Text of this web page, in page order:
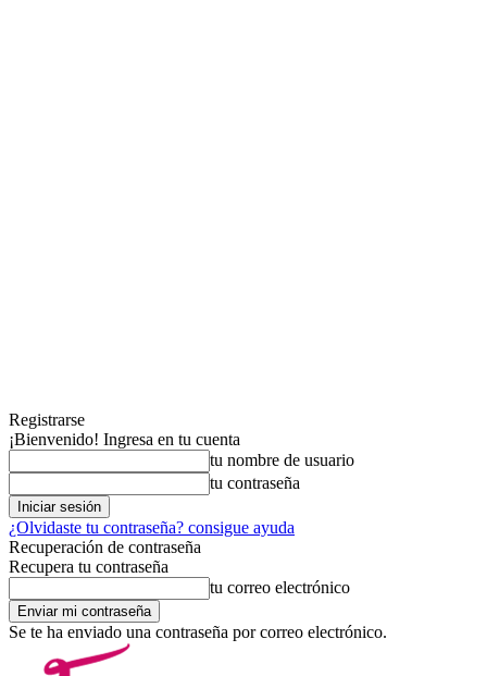
Registrarse
¡Bienvenido! Ingresa en tu cuenta
tu nombre de usuario
tu contraseña
¿Olvidaste tu contraseña? consigue ayuda
Recuperación de contraseña
Recupera tu contraseña
tu correo electrónico
Se te ha enviado una contraseña por correo electrónico.